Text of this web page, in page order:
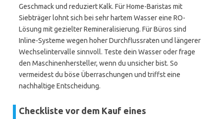
Geschmack und reduziert Kalk. Für Home-Baristas mit
Siebträger lohnt sich bei sehr hartem Wasser eine RO-
Lösung mit gezielter Remineralisierung. Für Büros sind
Inline-Systeme wegen hoher Durchflussraten und längerer
Wechselintervalle sinnvoll. Teste dein Wasser oder frage
den Maschinenhersteller, wenn du unsicher bist. So
vermeidest du böse Überraschungen und triffst eine
nachhaltige Entscheidung.
Checkliste vor dem Kauf eines